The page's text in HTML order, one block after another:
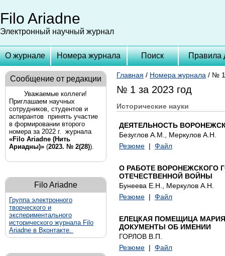
Filo Ariadne
Электронный научный журнал
О журнале Номера журнала Поиск Правила
Сообщение от редакции
Уважаемые коллеги!
Приглашаем научных
сотрудников, студентов и
аспирантов принять участие
в формировании второго
номера за 2022 г. журнала
«Filo Ariadne (Нить
Ариадны)» (2023. № 2(28)).
Filo Ariadne
Группа электронного
творческого и
экспериментального
исторического журнала Filo
Ariadne в Вконтакте.
Главная / Номера журнала / № 1
№ 1 за 2023 год
Исторические науки
ДЕЯТЕЛЬНОСТЬ
Безуглов А.М., Меркулов А.Н.
Резюме | Файл
О РАБОТЕ ВОРОНЕЖСКОГО
ОТЕЧЕСТВЕННОЙ ВОЙНЫ
Бунеева Е.Н., Меркулов А.Н.
Резюме | Файл
ЕЛЕЦКАЯ ПОМЕЩИЦА
ДОКУМЕНТЫ ОБ ИМЕНИИ
ГОРЛОВ В.П.
Резюме | Файл